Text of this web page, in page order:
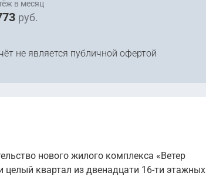
в месяц
руб.
не является публичной офертой
нового жилого комплекса «Ветер
целый квартал из двенадцати 16-ти этажных